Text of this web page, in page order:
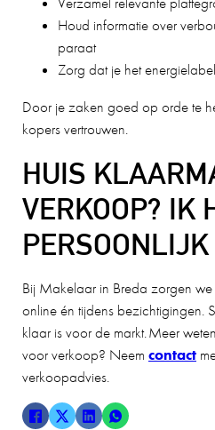
Houd informatie over
paraat
Zorg dat je het
Door je zaken goed op orde te
kopers vertrouwen.
HUIS
VERKOOP? IK
PERSOONLIJK
Bij Makelaar in Breda zorgen
online én tijdens bezichtigingen.
klaar is voor de markt. Meer
voor verkoop? Neem contact
verkoopadvies.